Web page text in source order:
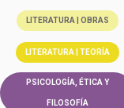
LITERATURA | OBRAS
LITERATURA | TEORÍA
PSICOLOGÍA, ÉTICA Y
FILOSOFÍA